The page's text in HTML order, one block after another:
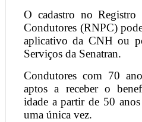
O cadastro no
Condutores (RNPC)
aplicativo da CNH ou
Serviços da Senatran.
Condutores com 70
aptos a receber o
idade a partir de 50
uma única vez.